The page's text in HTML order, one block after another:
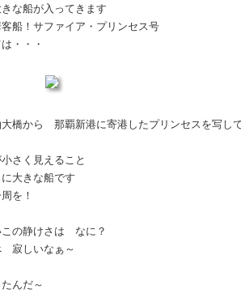
な船が入ってきます
船！サファイア・プリンセス号
・・・
橋から 那覇新港に寄港したプリンセスを写し
さく見えること
大きな船です
を！
この静けさは なに？
寂しいなぁ～
んだ～